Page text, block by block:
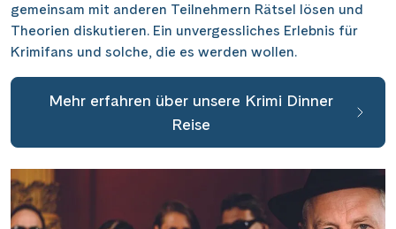
gemeinsam mit anderen Teilnehmern Rätsel lösen und
Theorien diskutieren. Ein unvergessliches Erlebnis für
Krimifans und solche, die es werden wollen.
Mehr erfahren über unsere Krimi Dinner
Reise